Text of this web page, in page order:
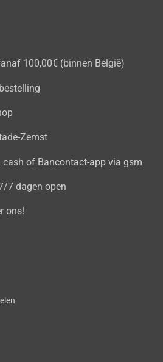
100,00€ (binnen België)
Zemst
of Bancontact-app via gsm
7 dagen open
ons!